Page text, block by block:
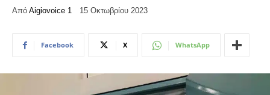
Από Aigiovoice 1 15 Οκτωβρίου 2023
Facebook X WhatsApp